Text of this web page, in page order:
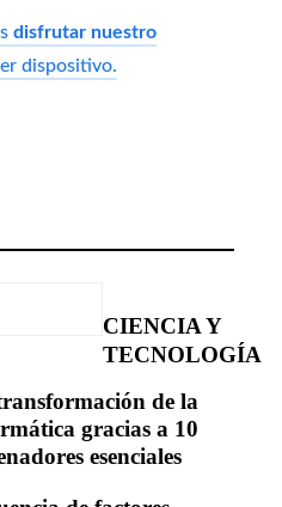
disfrutar nuestro
dispositivo.
CIENCIA Y
TECNOLOGÍA
de la
gracias a 10
esenciales